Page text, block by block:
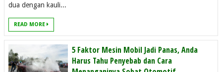
dua dengan kauli...
READ MORE
5 Faktor Mesin Mobil Jadi Panas, Anda
Harus Tahu Penyebab dan Cara